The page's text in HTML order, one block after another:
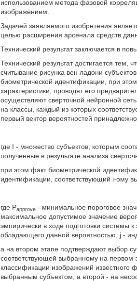
использованием метода фазовой
изображением.
Задачей заявляемого изобретения
целью расширения арсенала средств
Технический результат заключается в
Технический результат достигается
считывание рисунка вен ладони
биометрической идентификации, при
характеристики, проводят его
осуществляют сверточной нейронной
на классы, каждый из которых
первый вектор вероятностей
где I - множество субъектов, которым
полученные в результате анализа
при этом факт биометрической
идентификации, соответствующий i-ому
где Papprove - минимальное пороговое
максимальное допустимое значение
эмпирически в ходе подготовки системы
обладающего данной вероятностью, j -
а на втором этапе подтверждают выбор
соответствующей выбранному на первом
классификации изображений известного
выбранным субъектом, а второй - на